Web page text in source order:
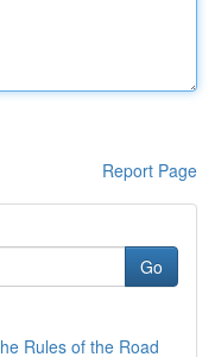
Report Page
Go
Rules of the Road